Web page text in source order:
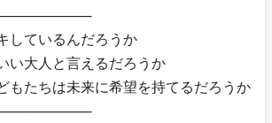
しているんだろうか
い大人と言えるだろうか
もたちは未来に希望を持てるだろうか